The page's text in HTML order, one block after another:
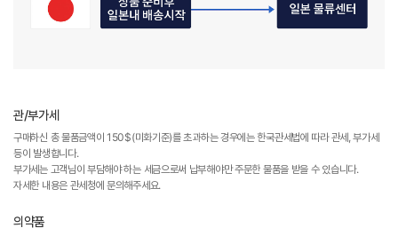
관/부가세
구매하신 총 물품금액이 150$(미화기준)를 초과하는 경우에는 한국관세법에 따라 관세, 부가세
등이 발생합니다.
부가세는 고객님이 부담해야 하는 세금으로써 납부해야만 주문한 물품을 받을 수 있습니다.
자세한 내용은 관세청에 문의해주세요.
의약품